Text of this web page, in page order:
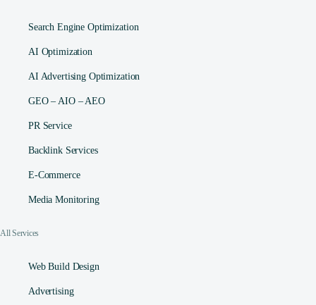
Search Engine Optimization
AI Optimization
AI Advertising Optimization
GEO – AIO – AEO
PR Service
Backlink Services
E-Commerce
Media Monitoring
All Services
Web Build Design
Advertising